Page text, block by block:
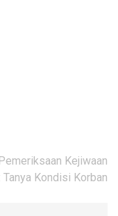
Pemeriksaan Kejiwaan
Tanya Kondisi Korban